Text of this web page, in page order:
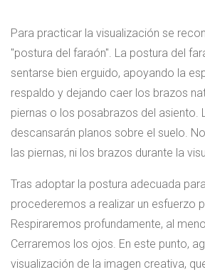
Para practicar la visualización se
"postura del faraón". La postura del
sentarse bien erguido, apoyando la
respaldo y dejando caer los brazos
piernas o los posabrazos del asiento.
descansarán planos sobre el suelo.
las piernas, ni los brazos durante la
Tras adoptar la postura adecuada
procederemos a realizar un esfuerzo
Respiraremos profundamente, al
Cerraremos los ojos. En este punto,
visualización de la imagen creativa,